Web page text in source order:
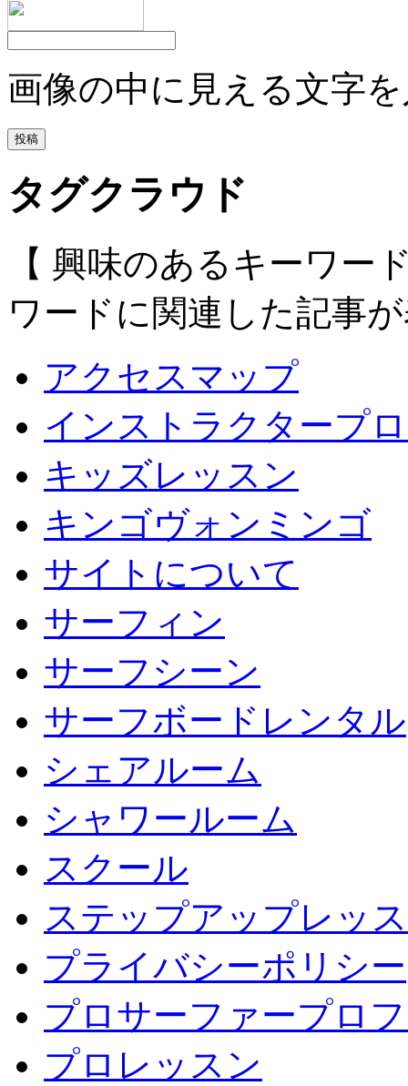
画像の中に見える文字
タグクラウド
【 興味のあるキーワー
ワードに関連した記事
アクセスマップ
インストラクタープ
キッズレッスン
キンゴヴォンミンゴ
サイトについて
サーフィン
サーフシーン
サーフボードレンタル
シェアルーム
シャワールーム
スクール
ステップアップレッ
プライバシーポリシー
プロサーファープロ
プロレッスン